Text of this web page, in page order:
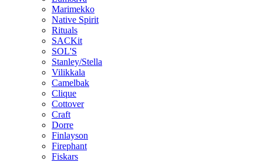
Marimekko
Native Spirit
Rituals
SACKit
SOL'S
Stanley/Stella
Vilikkala
Camelbak
Clique
Cottover
Craft
Dorre
Finlayson
Firephant
Fiskars